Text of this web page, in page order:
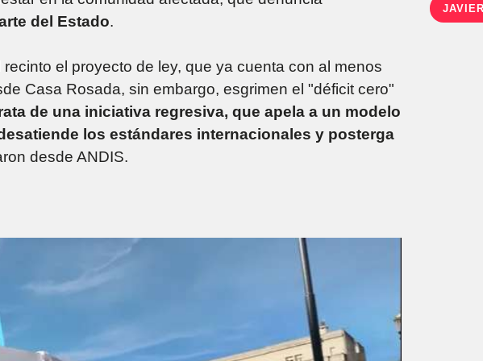
del Estado.
el proyecto de ley, que ya cuenta con al menos
Casa Rosada, sin embargo, esgrimen el "déficit cero"
de una iniciativa regresiva, que apela a un modelo
los estándares internacionales y posterga
desde ANDIS.